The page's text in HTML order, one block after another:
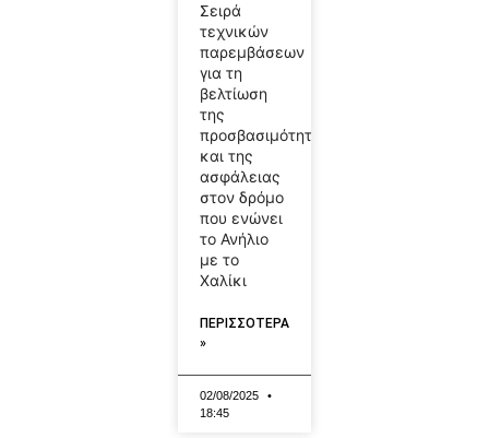
Σειρά
τεχνικών
παρεμβάσεων
για τη
βελτίωση
της
προσβασιμότητας
και της
ασφάλειας
στον δρόμο
που ενώνει
το Ανήλιο
με το
Χαλίκι
ΠΕΡΙΣΣΟΤΕΡΑ
»
02/08/2025
18:45